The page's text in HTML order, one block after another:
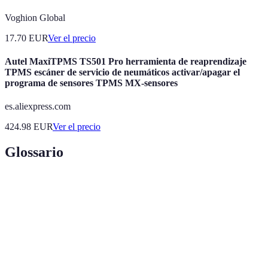
Voghion Global
17.70 EURVer el precio
Autel MaxiTPMS TS501 Pro herramienta de reaprendizaje
TPMS escáner de servicio de neumáticos activar/apagar el
programa de sensores TPMS MX-sensores
es.aliexpress.com
424.98 EURVer el precio
Glossario